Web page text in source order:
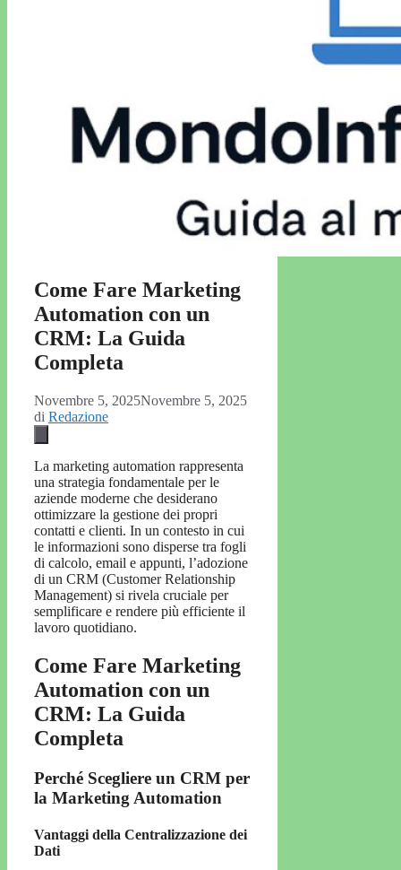
Come Fare Marketing
Automation con un
CRM: La Guida
Completa
Novembre 5, 2025Novembre 5, 2025
di Redazione
La marketing automation rappresenta
una strategia fondamentale per le
aziende moderne che desiderano
ottimizzare la gestione dei propri
contatti e clienti. In un contesto in cui
le informazioni sono disperse tra fogli
di calcolo, email e appunti, l’adozione
di un CRM (Customer Relationship
Management) si rivela cruciale per
semplificare e rendere più efficiente il
lavoro quotidiano.
Come Fare Marketing
Automation con un
CRM: La Guida
Completa
Perché Scegliere un CRM per
la Marketing Automation
Vantaggi della Centralizzazione dei
Dati